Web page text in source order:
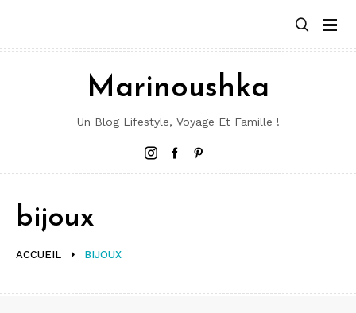
contenu
Marinoushka
Un Blog Lifestyle, Voyage Et Famille !
Instagram
Facebook
ACCUEIL BIJOUX
bijoux